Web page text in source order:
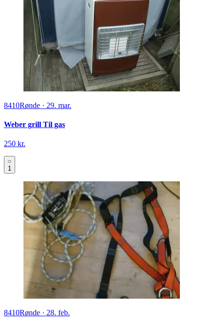
8410Rønde · 29. mar.
Weber grill Til gas
250 kr.
1
8410Rønde · 28. feb.